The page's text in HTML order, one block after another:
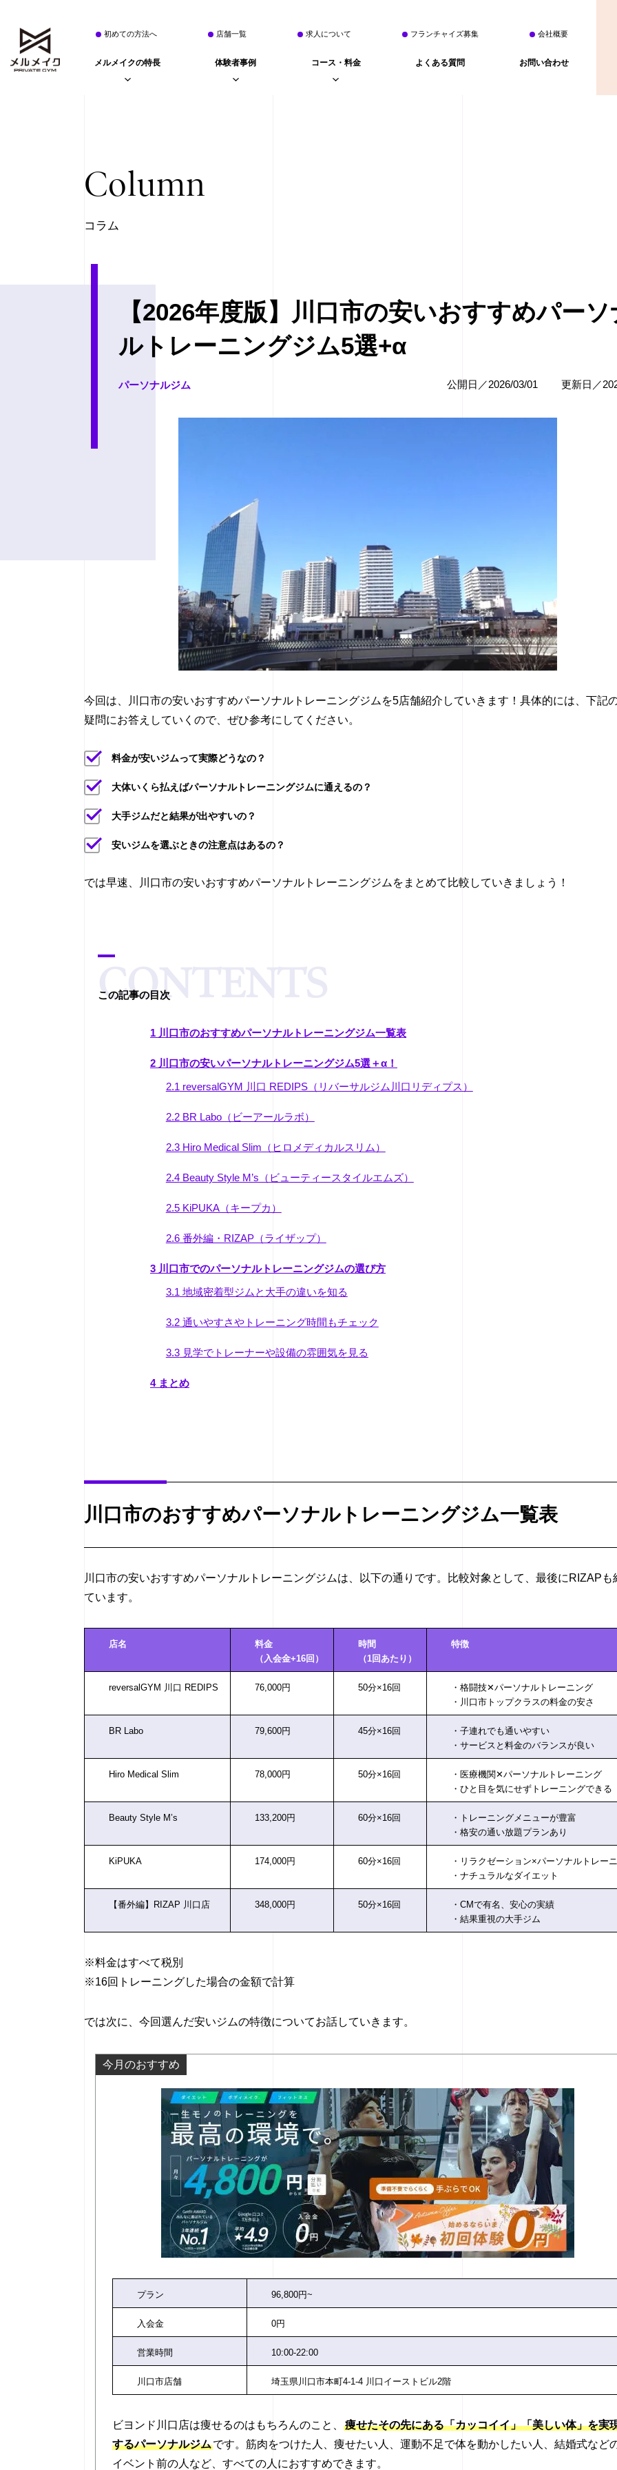
初めての方法へ 店舗一覧 求人について フランチャイズ募集 会社概要
メルメイクの特長 体験者事例 コース・料金 よくある質問 お問い合わせ
Column
コラム
【2026年度版】川口市の安いおすすめパーソ
ルトレーニングジム5選+α
パーソナルジム 公開日／2026/03/01 更新日／
今回は、川口市の安いおすすめパーソナルトレーニングジムを5店舗紹介していきます！具体的には、下記
疑問にお答えしていくので、ぜひ参考にしてください。
料金が安いジムって実際どうなの？
大体いくら払えばパーソナルトレーニングジムに通えるの？
大手ジムだと結果が出やすいの？
安いジムを選ぶときの注意点はあるの？
では早速、川口市の安いおすすめパーソナルトレーニングジムをまとめて比較していきましょう！
この記事の目次
1川口市のおすすめパーソナルトレーニングジム一覧表
2川口市の安いパーソナルトレーニングジム5選＋α！
2.1 reversalGYM 川口 REDIPS（リバーサルジム川口リディプス）
2.2BR Labo（ビーアールラボ）
2.3Hiro Medical Slim（ヒロメディカルスリム）
2.4Beauty Style M’s（ビューティースタイルエムズ）
2.5KiPUKA（キープカ）
2.6番外編・RIZAP（ライザップ）
3川口市でのパーソナルトレーニングジムの選び方
3.1 地域密着型ジムと大手の違いを知る
3.2通いやすさやトレーニング時間もチェック
3.3見学でトレーナーや設備の雰囲気を見る
4まとめ
川口市のおすすめパーソナルトレーニングジム一覧表
川口市の安いおすすめパーソナルトレーニングジムは、以下の通りです。比較対象として、最後にRIZAPも
ています。
店名
料金
（入会金+16回）
時間
（1回あたり）
特徴
reversalGYM 川口 REDIPS 76,000円 50分×16回
・格闘技✕パーソナルトレーニング
・川口市トップクラスの料金の安さ
BR Labo 79,600円 45分×16回
・子連れでも通いやすい
・サービスと料金のバランスが良い
Hiro Medical Slim 78,000円 50分×16回
・医療機関✕パーソナルトレーニング
・ひと目を気にせずトレーニングできる
Beauty Style M’s 133,200円 60分×16回
・トレーニングメニューが豊富
・格安の通い放題プランあり
KiPUKA 174,000円 60分×16回
・リラクゼーション×パーソナルトレー
・ナチュラルなダイエット
【番外編】RIZAP 川口店 348,000円 50分×16回
・CMで有名、安心の実績
・結果重視の大手ジム
※料金はすべて税別
※16回トレーニングした場合の金額で計算
では次に、今回選んだ安いジムの特徴についてお話していきます。
今月のおすすめ
プラン 96,800円~
入会金 0円
営業時間 10:00-22:00
川口市店舗 埼玉県川口市本町4-1-4 川口イーストビル2階
ビヨンド川口店は痩せるのはもちろんのこと、
痩せたその先にある「カッコイイ」「美しい体」を実
するパーソナルジムです。筋肉をつけた人、痩せたい人、運動不足で体を動かしたい人、結婚式など
イベント前の人など、すべての人におすすめできます。